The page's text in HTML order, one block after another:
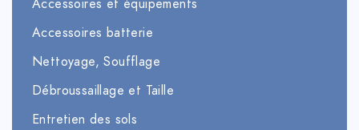
Accessoires et équipements
Accessoires batterie
Nettoyage, Soufflage
Débroussaillage et Taille
Entretien des sols